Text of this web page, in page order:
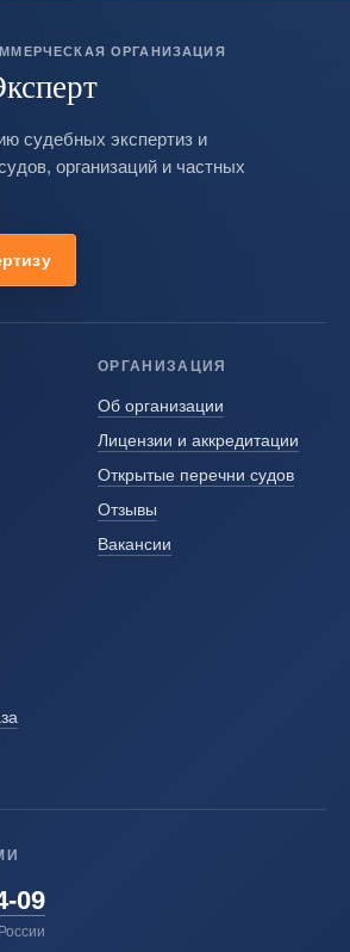
ОРГАНИЗАЦИЯ
судебных экспертиз и
организаций и частных
ОРГАНИЗАЦИЯ
Об организации
Лицензии и аккредитации
Открытые перечни судов
Отзывы
Вакансии
09